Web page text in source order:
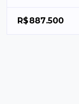
R$887.500